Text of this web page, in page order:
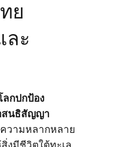
ย
ละ
กปกป้อง
สนธิสัญญา
ความหลากหลาย